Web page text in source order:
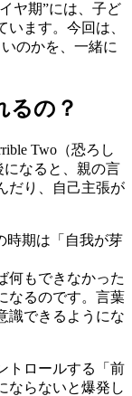
ヤ期”には、子ど
ます。今回は、
のかを、一緒に
るの？
Two（恐ろし
になると、親の言
だり、自己主張が
時期は「自我が芽
何もできなかった
なるのです。言葉
識できるようにな
トロールする「前
ならないと爆発し